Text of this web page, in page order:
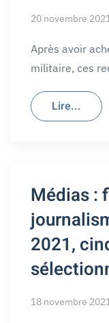
20 novembre
Après avoir
militaire, ces
Lire...
Médias :
2021,
18 novembre